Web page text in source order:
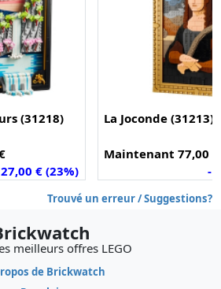
(31218)
€ (23%)
La Joconde (31213)
Maintenant 77,00 €
-
Trouvé un erreur / Suggestions?
meilleurs offres LEGO
de Brickwatch